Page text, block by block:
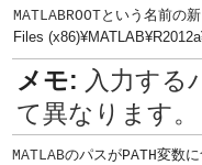
MATLABROOTという名前の
Files
メモ: 入力する
て異なります。
MATLABのパスがPATH変数